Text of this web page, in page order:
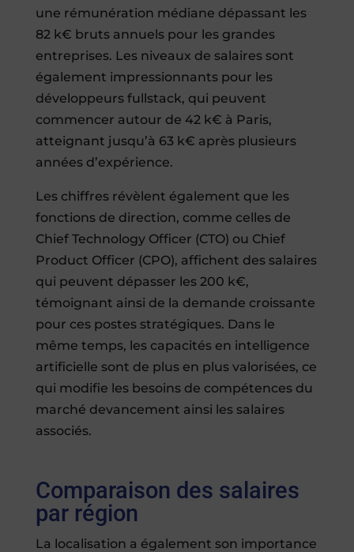
une rémunération médiane dépassant les
82 k€ bruts annuels pour les grandes
entreprises. Les niveaux de salaires sont
également impressionnants pour les
développeurs fullstack, qui peuvent
commencer autour de 42 k€ à Paris,
atteignant jusqu’à 63 k€ après plusieurs
années d’expérience.
Les chiffres révèlent également que les
fonctions de direction, comme celles de
Chief Technology Officer (CTO) ou Chief
Product Officer (CPO), affichent des salaires
qui peuvent dépasser les 200 k€,
témoignant ainsi de la demande croissante
pour ces postes stratégiques. Dans le
même temps, les capacités en intelligence
artificielle sont de plus en plus valorisées, ce
qui modifie les besoins de compétences du
marché devancement ainsi les salaires
associés.
Comparaison des salaires
par région
La localisation a également son importance